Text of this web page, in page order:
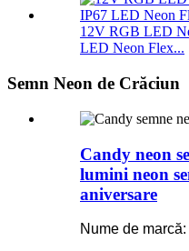
12V RGB LED
LED Neon Flex...
Semn Neon de Crăciun
Candy neon
lumini neon
aniversare
Nume de